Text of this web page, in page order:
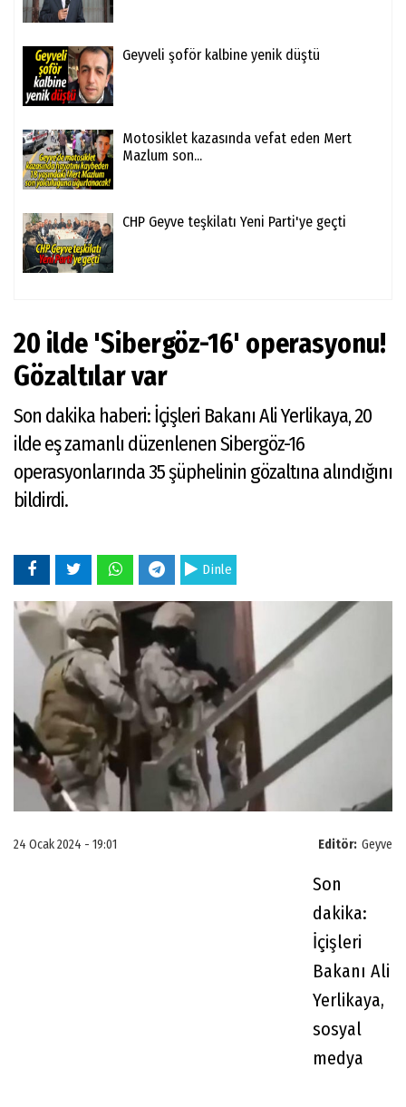
Geyveli şoför kalbine yenik düştü
Motosiklet kazasında vefat eden Mert
Mazlum son...
CHP Geyve teşkilatı Yeni Parti'ye geçti
20 ilde 'Sibergöz-16' operasyonu!
Gözaltılar var
Son dakika haberi: İçişleri Bakanı Ali Yerlikaya, 20
ilde eş zamanlı düzenlenen Sibergöz-16
operasyonlarında 35 şüphelinin gözaltına alındığını
bildirdi.
Dinle
Editör: Geyve
24 Ocak 2024 - 19:01
Son
dakika:
İçişleri
Bakanı Ali
Yerlikaya,
sosyal
medya